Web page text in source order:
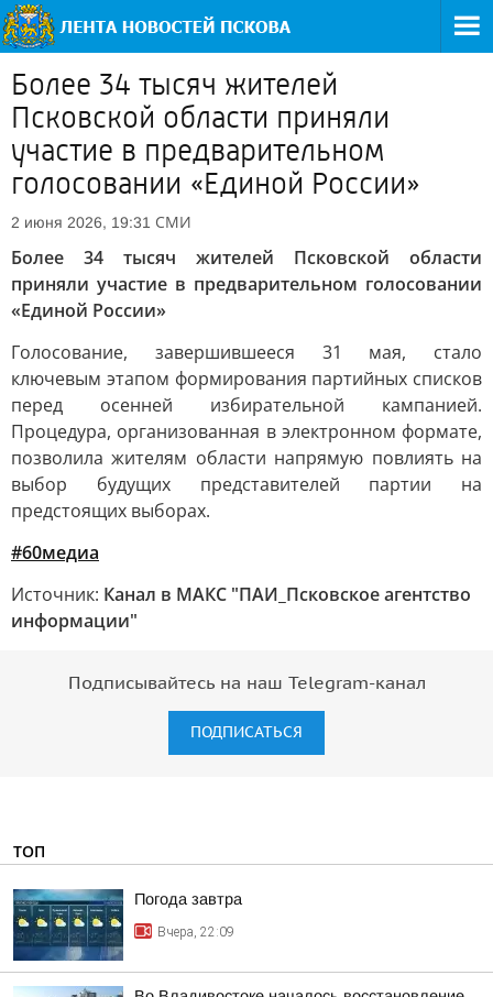
Более 34 тысяч жителей
Псковской области приняли
участие в предварительном
голосовании «Единой России»
2 июня 2026, 19:31 СМИ
Более 34 тысяч жителей Псковской области
приняли участие в предварительном голосовании
«Единой России»
Голосование, завершившееся 31 мая, стало
ключевым этапом формирования партийных списков
перед осенней избирательной кампанией.
Процедура, организованная в электронном формате,
позволила жителям области напрямую повлиять на
выбор будущих представителей партии на
предстоящих выборах.
#60медиа
Источник: Канал в МАКС "ПАИ_Псковское агентство
информации"
Подписывайтесь на наш Telegram-канал
ПОДПИСАТЬСЯ
ТОП
Погода завтра
Вчера, 22:09